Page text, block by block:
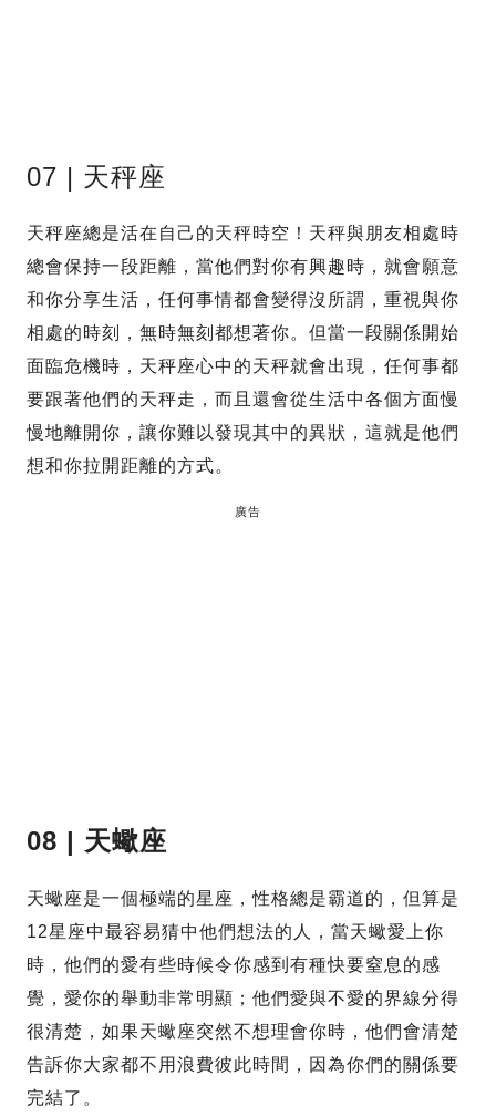
07 | 天秤座
天秤座總是活在自己的天秤時空！天秤與朋友相處時
總會保持一段距離，當他們對你有興趣時，就會願意
和你分享生活，任何事情都會變得沒所謂，重視與你
相處的時刻，無時無刻都想著你。但當一段關係開始
面臨危機時，天秤座心中的天秤就會出現，任何事都
要跟著他們的天秤走，而且還會從生活中各個方面慢
慢地離開你，讓你難以發現其中的異狀，這就是他們
想和你拉開距離的方式。
廣告
08 | 天蠍座
天蠍座是一個極端的星座，性格總是霸道的，但算是
12星座中最容易猜中他們想法的人，當天蠍愛上你
時，他們的愛有些時候令你感到有種快要窒息的感
覺，愛你的舉動非常明顯；他們愛與不愛的界線分得
很清楚，如果天蠍座突然不想理會你時，他們會清楚
告訴你大家都不用浪費彼此時間，因為你們的關係要
完結了。